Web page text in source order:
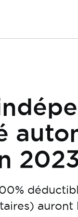
auront